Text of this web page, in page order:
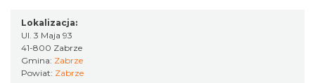
Lokalizacja:
Ul. 3 Maja 93
41-800 Zabrze
Gmina: Zabrze
Powiat: Zabrze